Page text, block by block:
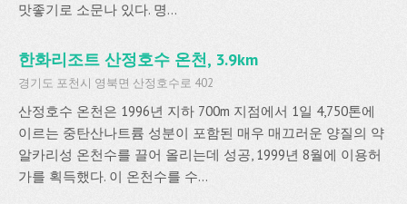
맛좋기로 소문나 있다. 명...
한화리조트 산정호수 온천, 3.9km
경기도 포천시 영북면 산정호수로 402
산정호수 온천은 1996년 지하 700m 지점에서 1일 4,750톤에
이르는 중탄산나트륨 성분이 포함된 매우 매끄러운 양질의 약
알카리성 온천수를 끌어 올리는데 성공, 1999년 8월에 이용허
가를 획득했다. 이 온천수를 수...